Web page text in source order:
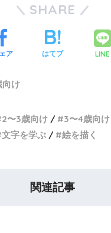
SHARE
ア はてブ LINE
向け
2〜3歳向け
3〜4歳向け
文字を学ぶ 絵を描く
関連記事